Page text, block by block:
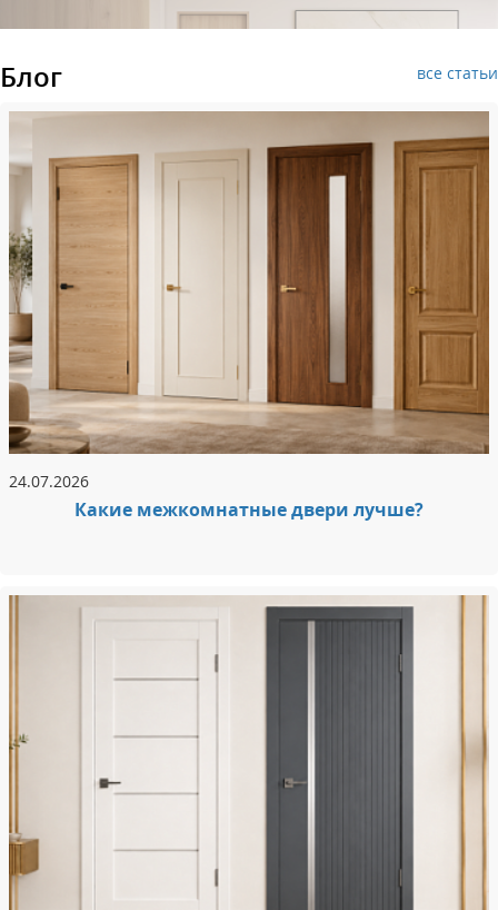
Блог все статьи
24.07.2026
Какие межкомнатные двери лучше?